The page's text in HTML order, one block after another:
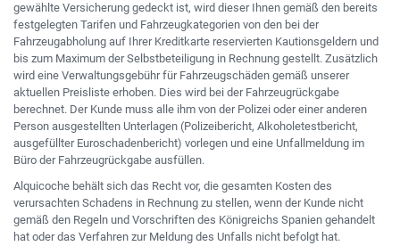
gewählte Versicherung gedeckt ist, wird dieser Ihnen gemäß den bereits
festgelegten Tarifen und Fahrzeugkategorien von den bei der
Fahrzeugabholung auf Ihrer Kreditkarte reservierten Kautionsgeldern und
bis zum Maximum der Selbstbeteiligung in Rechnung gestellt. Zusätzlich
wird eine Verwaltungsgebühr für Fahrzeugschäden gemäß unserer
aktuellen Preisliste erhoben. Dies wird bei der Fahrzeugrückgabe
berechnet. Der Kunde muss alle ihm von der Polizei oder einer anderen
Person ausgestellten Unterlagen (Polizeibericht, Alkoholetestbericht,
ausgefüllter Euroschadenbericht) vorlegen und eine Unfallmeldung im
Büro der Fahrzeugrückgabe ausfüllen.
Alquicoche behält sich das Recht vor, die gesamten Kosten des
verursachten Schadens in Rechnung zu stellen, wenn der Kunde nicht
gemäß den Regeln und Vorschriften des Königreichs Spanien gehandelt
hat oder das Verfahren zur Meldung des Unfalls nicht befolgt hat.